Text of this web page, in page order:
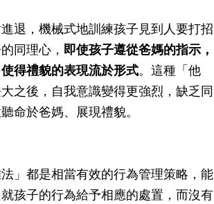
退，機械式地訓練孩子見到人要打招
同理心， 即使孩子遵從爸媽的指示，
得禮貌的表現流於形式。這種「他
之後，自我意識變得更強烈，缺乏同
命於爸媽、展現禮貌。
」都是相當有效的行為管理策略，能
孩子的行為給予相應的處置，而沒有